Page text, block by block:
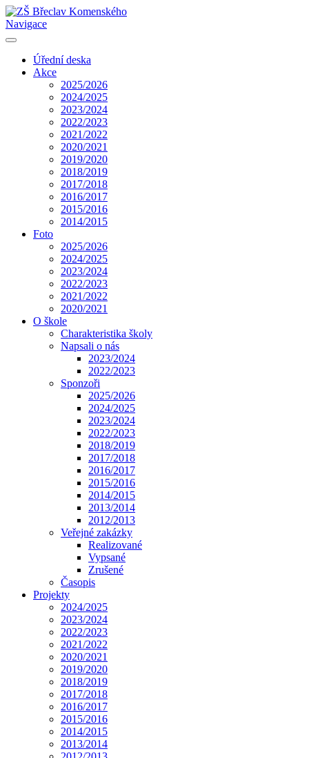
Navigace
Úřední deska
Akce
2025/2026
2024/2025
2023/2024
2022/2023
2021/2022
2020/2021
2019/2020
2018/2019
2017/2018
2016/2017
2015/2016
2014/2015
Foto
2025/2026
2024/2025
2023/2024
2022/2023
2021/2022
2020/2021
O škole
Charakteristika školy
Napsali o nás
2023/2024
2022/2023
Sponzoři
2025/2026
2024/2025
2023/2024
2022/2023
2018/2019
2017/2018
2016/2017
2015/2016
2014/2015
2013/2014
2012/2013
Veřejné zakázky
Realizované
Vypsané
Zrušené
Časopis
Projekty
2024/2025
2023/2024
2022/2023
2021/2022
2020/2021
2019/2020
2018/2019
2017/2018
2016/2017
2015/2016
2014/2015
2013/2014